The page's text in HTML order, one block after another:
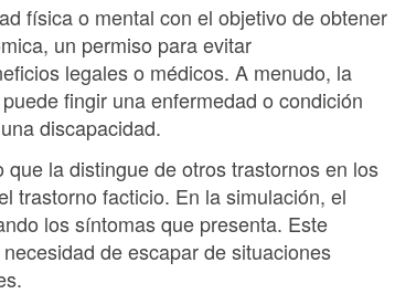
física o mental con el objetivo de obtener
un permiso para evitar
legales o médicos. A menudo, la
fingir una enfermedad o condición
discapacidad.
la distingue de otros trastornos en los
trastorno facticio. En la simulación, el
los síntomas que presenta. Este
de escapar de situaciones